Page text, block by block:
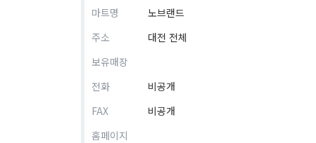
마트명
노브랜드
주소
대전 전체
보유매장
전화
비공개
FAX
비공개
홈페이지